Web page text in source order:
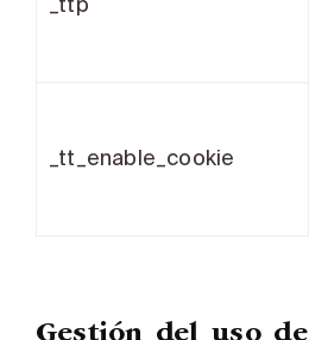
_ttp
_tt_enable_cookie